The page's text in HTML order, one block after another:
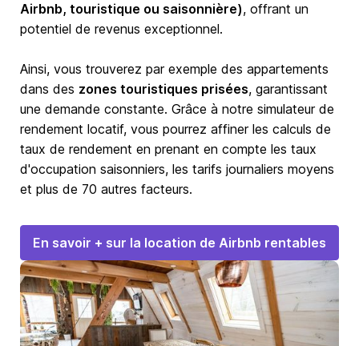
Airbnb, touristique ou saisonnière), offrant un
potentiel de revenus exceptionnel.
Ainsi, vous trouverez par exemple des appartements
dans des zones touristiques prisées, garantissant
une demande constante. Grâce à notre simulateur de
rendement locatif, vous pourrez affiner les calculs de
taux de rendement en prenant en compte les taux
d'occupation saisonniers, les tarifs journaliers moyens
et plus de 70 autres facteurs.
En savoir + sur la location de Airbnb rentables